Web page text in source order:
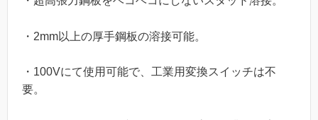
・2mm以上の厚手鋼板の溶接可能。
・100Vにて使用可能で、工業用変換スイッチは不
要。